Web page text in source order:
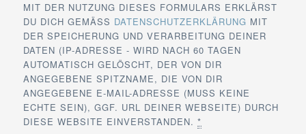
MIT DER NUTZUNG DIESES FORMULARS ERKLÄRST
DU DICH GEMÄSS DATENSCHUTZERKLÄRUNG MIT
DER SPEICHERUNG UND VERARBEITUNG DEINER
DATEN (IP-ADRESSE - WIRD NACH 60 TAGEN
AUTOMATISCH GELÖSCHT, DER VON DIR
ANGEGEBENE SPITZNAME, DIE VON DIR
ANGEGEBENE E-MAIL-ADRESSE (MUSS KEINE
ECHTE SEIN), GGF. URL DEINER WEBSEITE) DURCH
DIESE WEBSITE EINVERSTANDEN.*